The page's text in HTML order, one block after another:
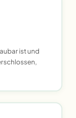
ist und